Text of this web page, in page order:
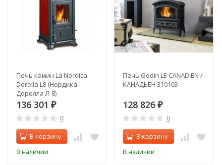
Печь камин La Nordica
Dorella L8 (Нордика
Дорелла Л-8)
136 301 ₽
0
В корзину
В наличии
Печь Godin LE CANADIEN /
КАНАДЬЕН 310103
128 826 ₽
0
В корзину
В наличии